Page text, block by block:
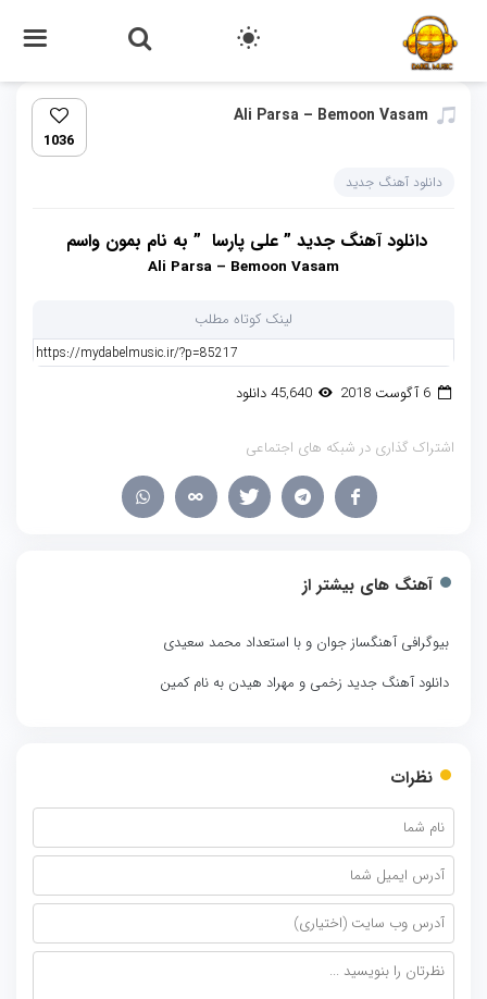
Ali Parsa – Bemoon Vasam
1036
دانلود آهنگ جدید
دانلود آهنگ جدید ” علی پارسا ” به نام بمون واسم
Ali Parsa – Bemoon Vasam
لینک کوتاه مطلب
6 آگوست 2018 45,640 دانلود
اشتراک گذاری در شبکه های اجتماعی
آهنگ های بیشتر از
بیوگرافی آهنگساز جوان و با استعداد محمد سعیدی
دانلود آهنگ جدید زخمی و مهراد هیدن به نام کمین
نظرات